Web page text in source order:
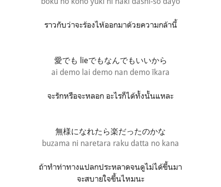
ราวกับว่าจะร้องไห้ออกมาด้วยความกล้านี้
愛でも lieでもなんでもいいから
ai demo lai demo nan demo īkara
จะรักหรือจะหลอก อะไรก็ได้ทั้งนั้นแหละ
無様になれたら楽だったのかな
buzama ni naretara raku datta no kana
ถ้าทำท่าทางแปลกประหลาดจนดูไม่ได้ขึ้นมา
จะสบายใจขึ้นไหมนะ